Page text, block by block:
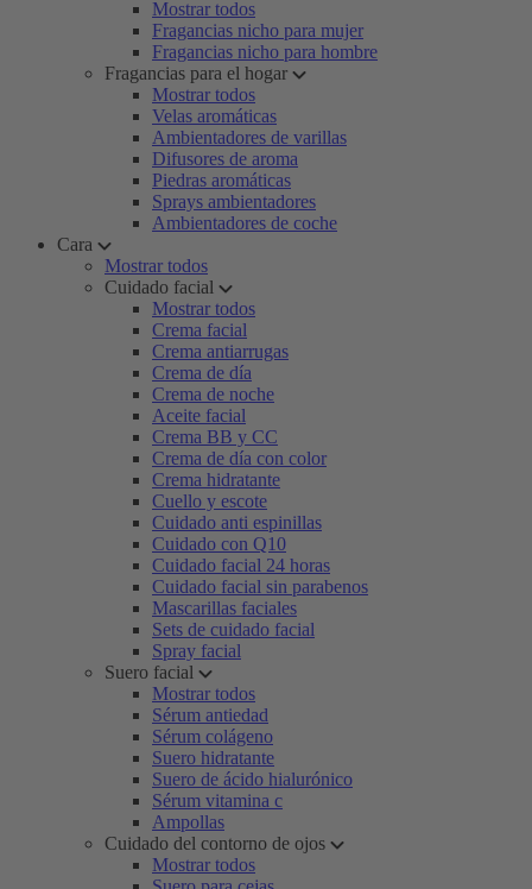
Mostrar todos
Fragancias nicho para mujer
Fragancias nicho para hombre
Fragancias para el hogar
Mostrar todos
Velas aromáticas
Ambientadores de varillas
Difusores de aroma
Piedras aromáticas
Sprays ambientadores
Ambientadores de coche
Cara
Mostrar todos
Cuidado facial
Mostrar todos
Crema facial
Crema antiarrugas
Crema de día
Crema de noche
Aceite facial
Crema BB y CC
Crema de día con color
Crema hidratante
Cuello y escote
Cuidado anti espinillas
Cuidado con Q10
Cuidado facial 24 horas
Cuidado facial sin parabenos
Mascarillas faciales
Sets de cuidado facial
Spray facial
Suero facial
Mostrar todos
Sérum antiedad
Sérum colágeno
Suero hidratante
Suero de ácido hialurónico
Sérum vitamina c
Ampollas
Cuidado del contorno de ojos
Mostrar todos